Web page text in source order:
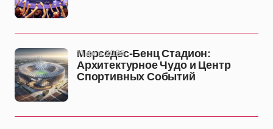
Мерседес-Бенц Стадион:
Архитектурное Чудо и Центр
Спортивных Событий
11 фев 2025